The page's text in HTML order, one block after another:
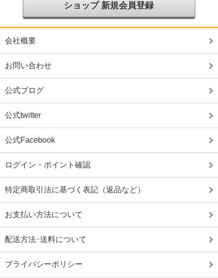
ショップ 新規会員登録
会社概要
お問い合わせ
公式ブログ
公式twitter
公式Facebook
ログイン・ポイント確認
特定商取引法に基づく表記（返品など）
お支払い方法について
配送方法･送料について
プライバシーポリシー